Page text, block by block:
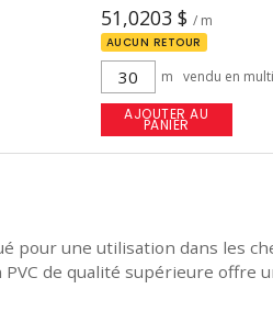
51,0203 $ / m
AUCUN RETOUR
m vendu en
AJOUTER AU
PANIER
pour une utilisation dans les
de qualité supérieure